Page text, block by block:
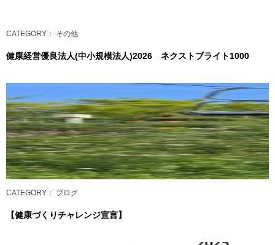
CATEGORY ： その他
健康経営優良法人(中小規模法人)2026 ネクストブライト1000
CATEGORY ： ブログ
【健康づくりチャレンジ宣言】